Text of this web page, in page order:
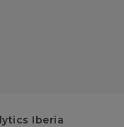
Iberia